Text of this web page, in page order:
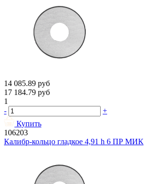
14 085.89 руб
17 184.79 руб
1
-
+
Купить
106203
Калибр-кольцо гладкое 4,91 h 6 ПР МИК